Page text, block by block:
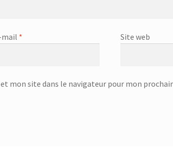
mail * Site web
mon site dans le navigateur pour mon